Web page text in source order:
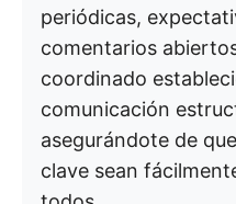
periódicas,
comentarios
coordinado
comunicación
asegurándote de
clave sean